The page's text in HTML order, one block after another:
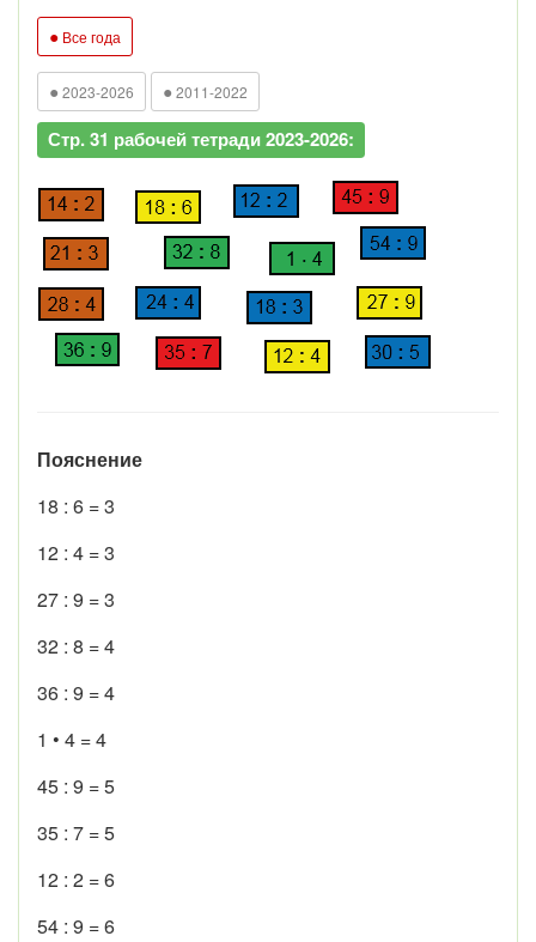
● Все года
● 2023-2026 ● 2011-2022
Стр. 31 рабочей тетради 2023-2026:
Пояснение
18 : 6 = 3
12 : 4 = 3
27 : 9 = 3
32 : 8 = 4
36 : 9 = 4
1 • 4 = 4
45 : 9 = 5
35 : 7 = 5
12 : 2 = 6
54 : 9 = 6